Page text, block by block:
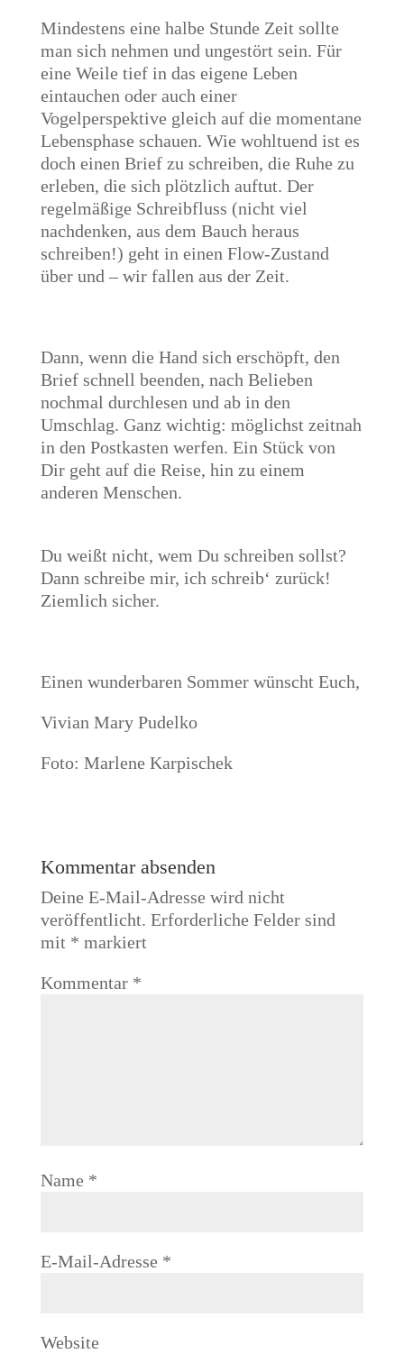
Mindestens eine halbe Stunde Zeit sollte
man sich nehmen und ungestört sein. Für
eine Weile tief in das eigene Leben
eintauchen oder auch einer
Vogelperspektive gleich auf die momentane
Lebensphase schauen. Wie wohltuend ist es
doch einen Brief zu schreiben, die Ruhe zu
erleben, die sich plötzlich auftut. Der
regelmäßige Schreibfluss (nicht viel
nachdenken, aus dem Bauch heraus
schreiben!) geht in einen Flow-Zustand
über und – wir fallen aus der Zeit.
Dann, wenn die Hand sich erschöpft, den
Brief schnell beenden, nach Belieben
nochmal durchlesen und ab in den
Umschlag. Ganz wichtig: möglichst zeitnah
in den Postkasten werfen. Ein Stück von
Dir geht auf die Reise, hin zu einem
anderen Menschen.
Du weißt nicht, wem Du schreiben sollst?
Dann schreibe mir, ich schreib‘ zurück!
Ziemlich sicher.
Einen wunderbaren Sommer wünscht Euch,
Vivian Mary Pudelko
Foto: Marlene Karpischek
Kommentar absenden
Deine E-Mail-Adresse wird nicht
veröffentlicht. Erforderliche Felder sind
mit * markiert
Kommentar *
Name *
E-Mail-Adresse *
Website